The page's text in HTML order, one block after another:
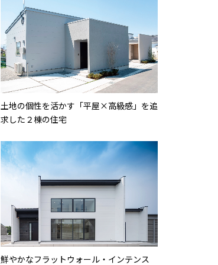
土地の個性を活かす「平屋×高級感」を追
求した２棟の住宅
鮮やかなフラットウォール・インテンス